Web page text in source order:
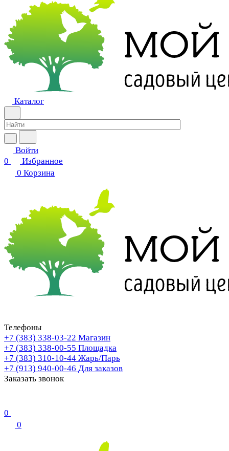
Каталог
Войти
0
Избранное
0 Корзина
Телефоны
+7 (383) 338-03-22 Магазин
+7 (383) 338-00-55 Площадка
+7 (383) 310-10-44 Жарь/Парь
+7 (913) 940-00-46 Для заказов
Заказать звонок
0
0